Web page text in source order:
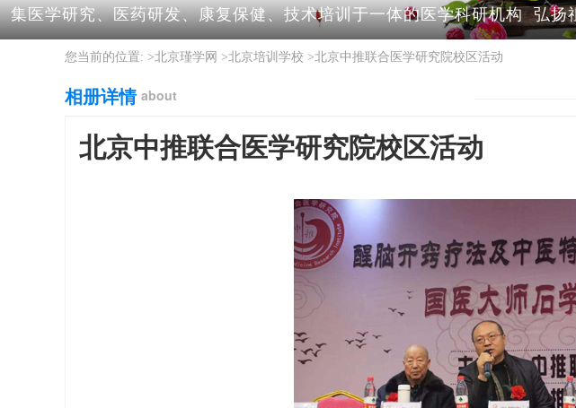
集医学研究、医药研发、康复保健、技术培训于一体的医学科研机构 弘
您当前的位置: >北京瑾学网 >北京培训学校 >北京中推联合医学研究院校区活动
相册详情 about
北京中推联合医学研究院校区活动